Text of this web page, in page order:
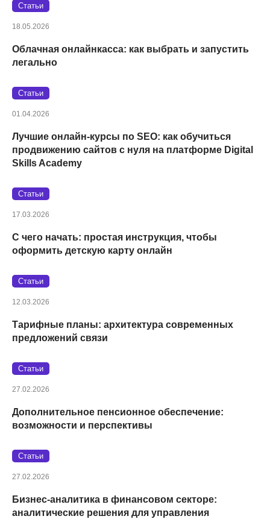
Статьи
18.05.2026
Облачная онлайнкасса: как выбрать и запустить
легально
Статьи
01.04.2026
Лучшие онлайн-курсы по SEO: как обучиться
продвижению сайтов с нуля на платформе Digital
Skills Academy
Статьи
17.03.2026
С чего начать: простая инструкция, чтобы
оформить детскую карту онлайн
Статьи
12.03.2026
Тарифные планы: архитектура современных
предложений связи
Статьи
27.02.2026
Дополнительное пенсионное обеспечение:
возможности и перспективы
Статьи
27.02.2026
Бизнес-аналитика в финансовом секторе:
аналитические решения для управления